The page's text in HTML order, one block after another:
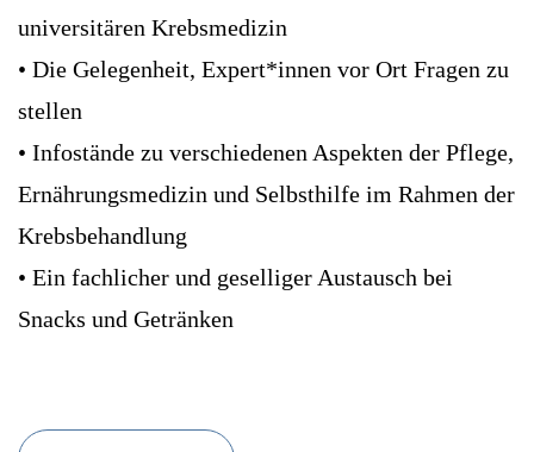
universitären Krebsmedizin
• Die Gelegenheit, Expert*innen vor Ort Fragen zu
stellen
• Infostände zu verschiedenen Aspekten der Pflege,
Ernährungsmedizin und Selbsthilfe im Rahmen der
Krebsbehandlung
• Ein fachlicher und geselliger Austausch bei
Snacks und Getränken